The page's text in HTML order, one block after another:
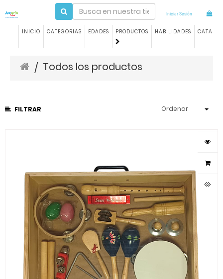
Iniciar Sesión
INICIO CATEGORIAS EDADES PRODUCTOS HABILIDADES
/ Todos los productos
FILTRAR Ordenar